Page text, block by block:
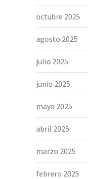
octubre 2025
agosto 2025
julio 2025
junio 2025
mayo 2025
abril 2025
marzo 2025
febrero 2025